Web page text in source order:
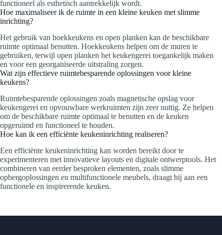
functioneel als esthetisch aantrekkelijk wordt.
Hoe maximaliseer ik de ruimte in een kleine keuken met slimme
inrichting?
Het gebruik van hoekkeukens en open planken kan de beschikbare
ruimte optimaal benutten. Hoekkeukens helpen om de muren te
gebruiken, terwijl open planken het keukengerei toegankelijk maken
en voor een georganiseerde uitstraling zorgen.
Wat zijn effectieve ruimtebesparende oplossingen voor kleine
keukens?
Ruimtebesparende oplossingen zoals magnetische opslag voor
keukengerei en opvouwbare werkruimten zijn zeer nuttig. Ze helpen
om de beschikbare ruimte optimaal te benutten en de keuken
opgeruimd en functioneel te houden.
Hoe kan ik een efficiënte keukeninrichting realiseren?
Een efficiënte keukeninrichting kan worden bereikt door te
experimenteren met innovatieve layouts en digitale ontwerptools. Het
combineren van eerder besproken elementen, zoals slimme
opbergoplossingen en multifunctionele meubels, draagt bij aan een
functionele en inspirerende keuken.